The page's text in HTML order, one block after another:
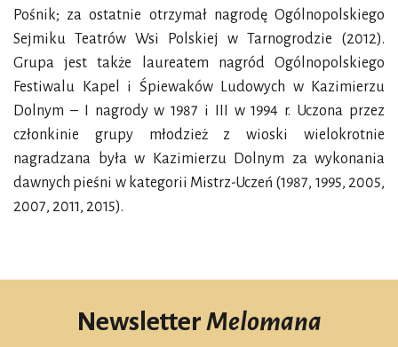
Pośnik; za ostatnie otrzymał nagrodę Ogólnopolskiego
Sejmiku Teatrów Wsi Polskiej w Tarnogrodzie (2012).
Grupa jest także laureatem nagród Ogólnopolskiego
Festiwalu Kapel i Śpiewaków Ludowych w Kazimierzu
Dolnym – I nagrody w 1987 i III w 1994 r. Uczona przez
członkinie grupy młodzież z wioski wielokrotnie
nagradzana była w Kazimierzu Dolnym za wykonania
dawnych pieśni w kategorii Mistrz-Uczeń (1987, 1995, 2005,
2007, 2011, 2015).
NewsletterMelomana